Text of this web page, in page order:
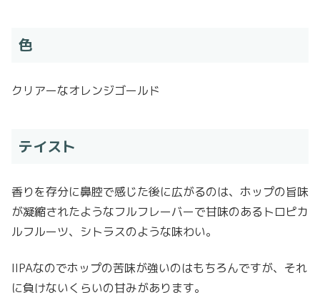
色
クリアーなオレンジゴールド
テイスト
香りを存分に鼻腔で感じた後に広がるのは、ホップの旨味
が凝縮されたようなフルフレーバーで甘味のあるトロピカ
ルフルーツ、シトラスのような味わい。
IIPAなのでホップの苦味が強いのはもちろんですが、それ
に負けないくらいの甘みがあります。